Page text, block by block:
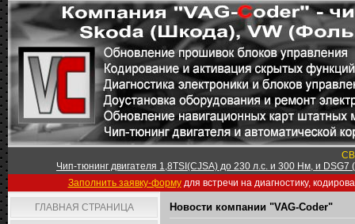
Чип-тюнинг двигателя 1,8TSI(CJSA) до 230 л.с. и 300 Нм, и
Заполнить заявку-формудля встречи на диагностику,
ГЛАВНАЯ СТРАНИЦА Новости компании "VAG-Coder"